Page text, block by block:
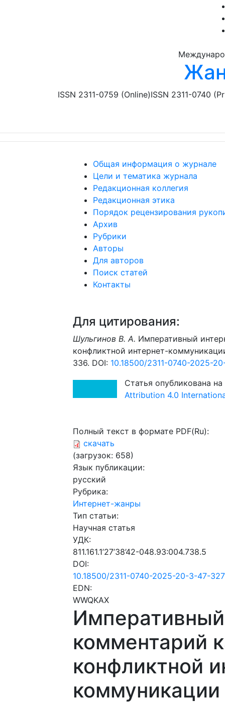
ISSN 2311-0759 (Online)ISSN 2311-0740
Общая информация о журнале
Цели и тематика журнала
Редакционная коллегия
Редакционная этика
Порядок рецензирования
Архив
Рубрики
Авторы
Для авторов
Поиск статей
Контакты
Для цитирования:
Шульгинов В. А. Императивный
конфликтной интернет-
336. DOI: 10.18500/2311-0740-2025-
Статья опубликована
Attribution 4.0
Полный текст в формате PDF(Ru):
скачать
(загрузок: 658)
Язык публикации:
русский
Рубрика:
Интернет-жанры
Тип статьи:
Научная статья
УДК:
811.161.1’27’38’42-048.93:004.738.5
DOI:
10.18500/2311-0740-2025-20-3-47-
EDN:
WWQKAX
комментарий
конфликтной
коммуникации